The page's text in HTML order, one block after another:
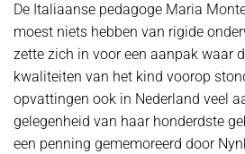
De Italiaanse pedagoge Maria
moest niets hebben van rigide
zette zich in voor een aanpak waar
kwaliteiten van het kind voorop
opvattingen ook in Nederland veel
gelegenheid van haar honderdste
een penning gememoreerd door